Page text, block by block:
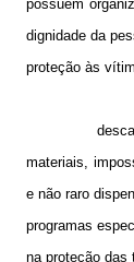
possuem
dignidade da
proteção às
materiais,
e não raro
programas
na proteção das